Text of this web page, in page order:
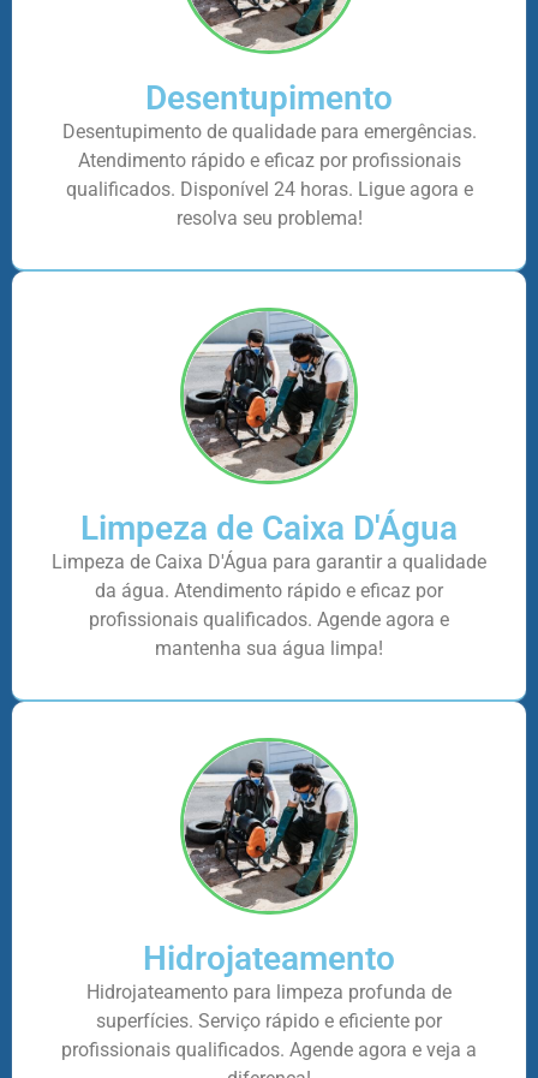
Desentupimento
Desentupimento de qualidade para emergências.
Atendimento rápido e eficaz por profissionais
qualificados. Disponível 24 horas. Ligue agora e
resolva seu problema!
Limpeza de Caixa D'Água
Limpeza de Caixa D'Água para garantir a qualidade
da água. Atendimento rápido e eficaz por
profissionais qualificados. Agende agora e
mantenha sua água limpa!
Hidrojateamento
Hidrojateamento para limpeza profunda de
superfícies. Serviço rápido e eficiente por
profissionais qualificados. Agende agora e veja a